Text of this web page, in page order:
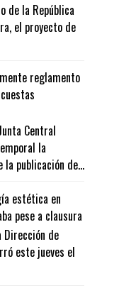
de la República
el proyecto de
reglamento
Central
la
publicación de...
estética en
pese a clausura
Dirección de
este jueves el